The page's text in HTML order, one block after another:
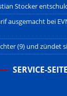
Stocker
ausgemacht bei
(9) und zündet
SERVICE-